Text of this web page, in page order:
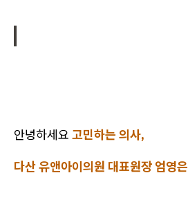
안녕하세요 고민하는 의사,
다산 유앤아이의원 대표원장 엄영은